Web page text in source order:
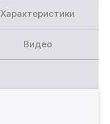
Характеристики
Видео